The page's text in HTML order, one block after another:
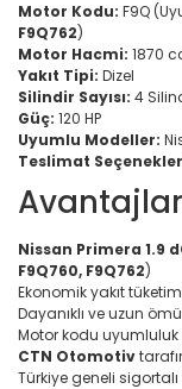
Motor Kodu: F9Q
F9Q762)
Motor Hacmi: 1870
Yakıt Tipi: Dizel
Silindir Sayısı: 4
Güç: 120 HP
Uyumlu Modeller:
Teslimat
Nissan Primera 1.9
F9Q760, F9Q762)
Ekonomik yakıt
Dayanıklı ve uzun
Motor kodu
CTN Otomotiv
Türkiye geneli sigortalı